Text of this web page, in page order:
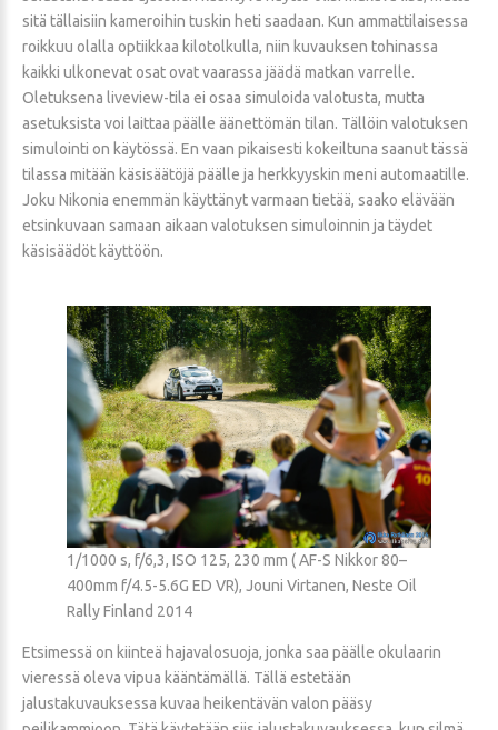
sitä tällaisiin kameroihin tuskin heti saadaan. Kun ammattilaisessa
roikkuu olalla optiikkaa kilotolkulla, niin kuvauksen tohinassa
kaikki ulkonevat osat ovat vaarassa jäädä matkan varrelle.
Oletuksena liveview-tila ei osaa simuloida valotusta, mutta
asetuksista voi laittaa päälle äänettömän tilan. Tällöin valotuksen
simulointi on käytössä. En vaan pikaisesti kokeiltuna saanut tässä
tilassa mitään käsisäätöjä päälle ja herkkyyskin meni automaatille.
Joku Nikonia enemmän käyttänyt varmaan tietää, saako elävään
etsinkuvaan samaan aikaan valotuksen simuloinnin ja täydet
käsisäädöt käyttöön.
1/1000 s, f/6,3, ISO 125, 230 mm ( AF-S Nikkor 80–
400mm f/4.5-5.6G ED VR), Jouni Virtanen, Neste Oil
Rally Finland 2014
Etsimessä on kiinteä hajavalosuoja, jonka saa päälle okulaarin
vieressä oleva vipua kääntämällä. Tällä estetään
jalustakuvauksessa kuvaa heikentävän valon pääsy